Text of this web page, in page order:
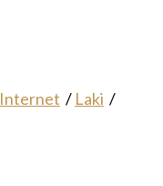
Internet / Laki /